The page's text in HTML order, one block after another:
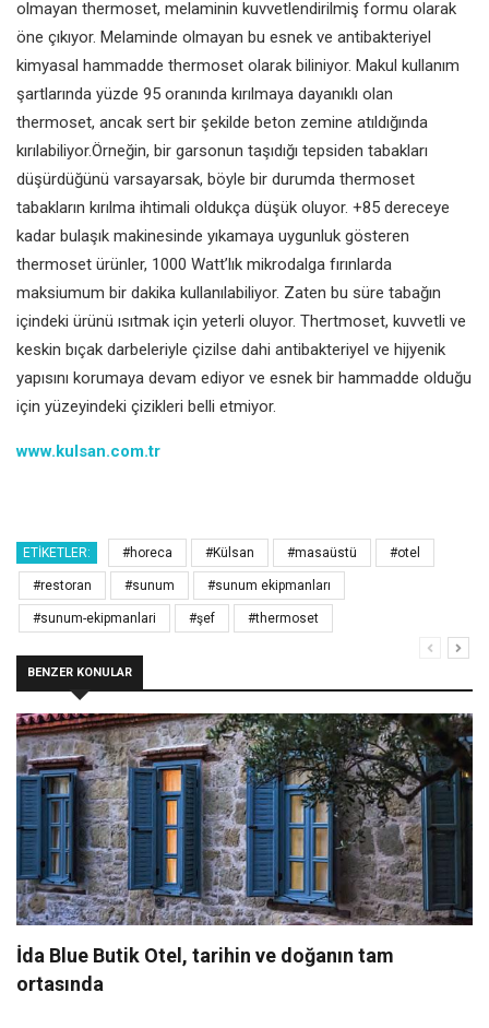
olmayan thermoset, melaminin kuvvetlendirilmiş formu olarak
öne çıkıyor. Melaminde olmayan bu esnek ve antibakteriyel
kimyasal hammadde thermoset olarak biliniyor. Makul kullanım
şartlarında yüzde 95 oranında kırılmaya dayanıklı olan
thermoset, ancak sert bir şekilde beton zemine atıldığında
kırılabiliyor.Örneğin, bir garsonun taşıdığı tepsiden tabakları
düşürdüğünü varsayarsak, böyle bir durumda thermoset
tabakların kırılma ihtimali oldukça düşük oluyor. +85 dereceye
kadar bulaşık makinesinde yıkamaya uygunluk gösteren
thermoset ürünler, 1000 Watt’lık mikrodalga fırınlarda
maksiumum bir dakika kullanılabiliyor. Zaten bu süre tabağın
içindeki ürünü ısıtmak için yeterli oluyor. Thertmoset, kuvvetli ve
keskin bıçak darbeleriyle çizilse dahi antibakteriyel ve hijyenik
yapısını korumaya devam ediyor ve esnek bir hammadde olduğu
için yüzeyindeki çizikleri belli etmiyor.
www.kulsan.com.tr
ETIKETLER: #horeca #Külsan #masaüstü #otel
#restoran #sunum #sunum ekipmanları
#sunum-ekipmanlari #şef #thermoset
BENZER KONULAR
İda Blue Butik Otel, tarihin ve doğanın tam
ortasında